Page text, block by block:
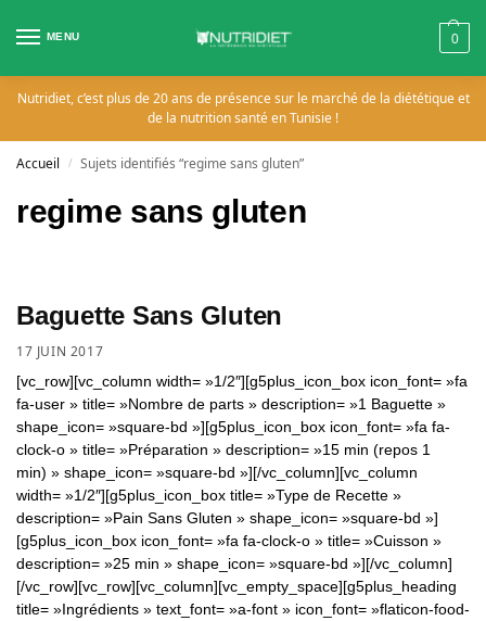
MENU 0
Nutridiet, c’est plus de 20 ans de présence sur le marché de la diététique et
de la nutrition santé en Tunisie !
Accueil / Sujets identifiés “regime sans gluten”
regime sans gluten
Baguette Sans Gluten
17 JUIN 2017
[vc_row][vc_column width= »1/2″][g5plus_icon_box icon_font= »fa
fa-user » title= »Nombre de parts » description= »1 Baguette »
shape_icon= »square-bd »][g5plus_icon_box icon_font= »fa fa-
clock-o » title= »Préparation » description= »15 min (repos 1
min) » shape_icon= »square-bd »][/vc_column][vc_column
width= »1/2″][g5plus_icon_box title= »Type de Recette »
description= »Pain Sans Gluten » shape_icon= »square-bd »]
[g5plus_icon_box icon_font= »fa fa-clock-o » title= »Cuisson »
description= »25 min » shape_icon= »square-bd »][/vc_column]
[/vc_row][vc_row][vc_column][vc_empty_space][g5plus_heading
title= »Ingrédients » text_font= »a-font » icon_font= »flaticon-food-